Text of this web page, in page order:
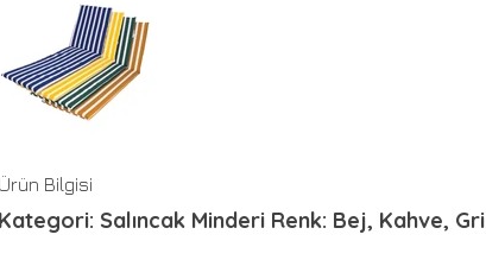
Ürün Bilgisi
Kategori: Salıncak Minderi Renk: Bej, Kahve, Gri